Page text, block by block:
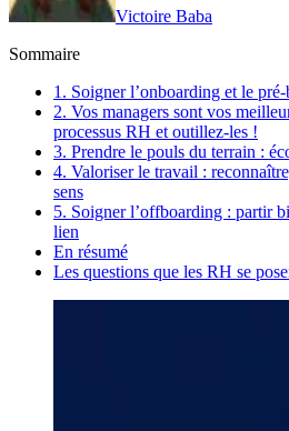
Victoire Baba
Sommaire
1. Soigner l’onboarding et le
2. Vos managers sont vos
processus RH et outillez-les !
3. Prendre le pouls du terrain :
4. Valoriser le travail :
sens
5. Soigner l’offboarding : partir
lien
En résumé
Les questions que les RH se